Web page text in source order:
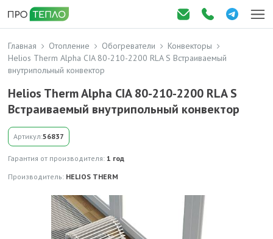
Главная Отопление Обогреватели
Конвекторы
Helios Therm Alpha CIA 80-210-2200 RLA S Встраиваемый
внутрипольный конвектор
Helios Therm Alpha CIA 80-210-2200 RLA S
Встраиваемый внутрипольный конвектор
Артикул:56837
Гарантия от производителя: 1 год
Производитель: HELIOS THERM